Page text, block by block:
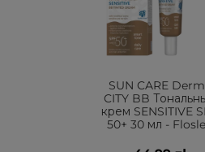
SUN CARE
CITY BB
крем SENSITIVE
50+ 30 мл -